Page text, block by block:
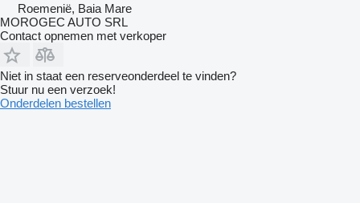
Roemenië, Baia Mare
MOROGEC AUTO SRL
Contact opnemen met verkoper
Niet in staat een reserveonderdeel te vinden?
Stuur nu een verzoek!
Onderdelen bestellen